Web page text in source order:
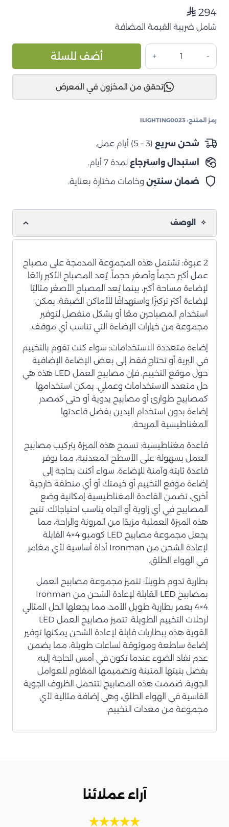
⃁ 294
شامل ضريبة القيمة المضافة
كمية
مصباح
عمل
قابل
الشحن
(عبوة
2
قطعة)
أضف للسلة
تحقق من المخزون في المعرض
رمز المنتج: ILIGHTING0023
شحن سريع (3 – 5) أيام عمل.
استبدال واسترجاع لمدة 7 أيام.
ضمان سنتين وخامات مختارة بعناية.
الوصف
2 عبوة: تشتمل هذه المجموعة المدمجة على مصباح
عمل أكبر حجماً وأصغر حجماً. يُعد المصباح الأكبر رائعًا
لإضاءة مساحة أكبر، بينما يُعد المصباح الأصغر مثاليًا
لإضاءة أكثر تركيزًا واستهدافًا للأماكن الضيقة. يمكن
استخدام المصباحين معًا أو بشكل منفصل لتوفير
مجموعة من خيارات الإضاءة التي تناسب أي موقف.
إضاءة متعددة الاستخدامات: سواء كنت تقوم بالتخييم
في البرية أو تحتاج فقط إلى بعض الإضاءة الإضافية
حول موقع التخييم، فإن مصابيح العمل LED هذه هي
حل متعدد الاستخدامات وعملي. يمكن استخدامها
كمصابيح طوارئ أو مصابيح يدوية أو حتى كمصدر
إضاءة بدون استخدام اليدين بفضل قاعدتها
المغناطيسية المريحة.
قاعدة مغناطيسية: تسمح هذه الميزة بتركيب مصابيح
العمل بسهولة على الأسطح المعدنية، مما يوفر
قاعدة ثابتة وآمنة للإضاءة. سواء أكنت بحاجة إلى
إضاءة موقع التخييم أو خيمتك أو أي منطقة خارجية
أخرى، تضمن القاعدة المغناطيسية إمكانية وضع
المصابيح في أي زاوية أو اتجاه يناسب احتياجاتك. تتيح
هذه الميزة العملية مزيدًا من المرونة والراحة، مما
يجعل مجموعة مصابيح LED كومبو 4×4 القابلة
لإعادة الشحن من Ironman أداة أساسية لأي مغامر
في الهواء الطلق.
بطارية تدوم طويلاً: تتميز مجموعة مصابيح العمل
بمصابيح LED القابلة لإعادة الشحن من Ironman
4×4 بعمر بطارية طويل الأمد، مما يجعلها الحل المثالي
لرحلات التخييم الطويلة. تتميز مصابيح العمل LED
القوية هذه ببطاريات قابلة لإعادة الشحن يمكنها توفير
إضاءة ساطعة وموثوقة لساعات طويلة، مما يضمن
عدم نفاد الضوء عندما تكون في أمس الحاجة إليه.
بفضل بنيتها المتينة وتصميمها المقاوم للعوامل
الجوية، صُممت هذه المصابيح لتتحمل الظروف الجوية
القاسية في الهواء الطلق، وهي إضافة مثالية لأي
مجموعة من معدات التخييم.
آراء عملائنا